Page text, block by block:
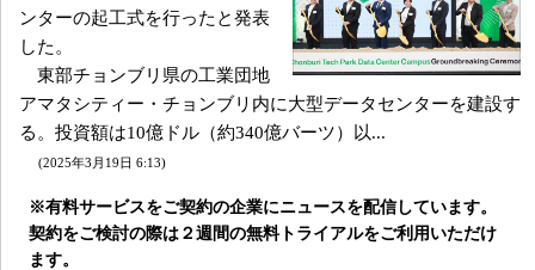
ンターの起工式を行ったと発表
した。
東部チョンブリ県の工業団地
アマタシティー・チョンブリ内に大型データセンターを建設す
る。投資額は10億ドル（約340億バーツ）以...
(2025年3月19日 6:13)
※有料サービスをご契約の企業にニュースを配信しています。
契約をご検討の際は２週間の無料トライアルをご利用いただけ
ます。